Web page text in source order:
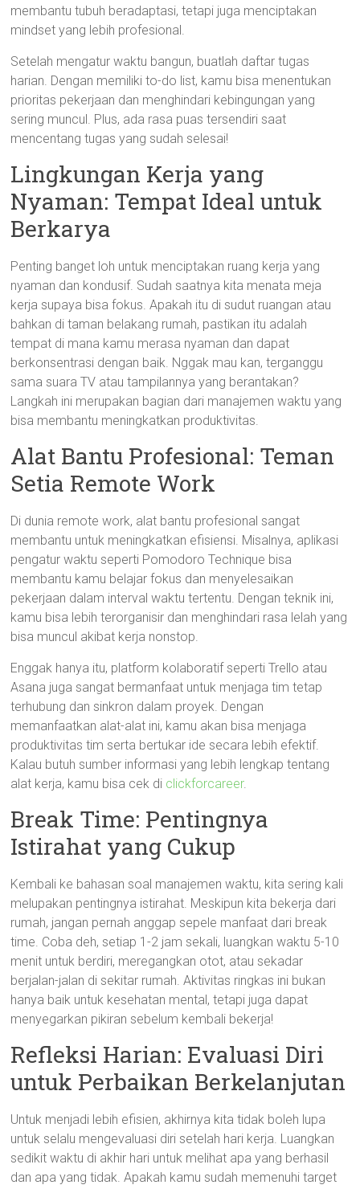
membantu tubuh beradaptasi, tetapi juga menciptakan
mindset yang lebih profesional.
Setelah mengatur waktu bangun, buatlah daftar tugas
harian. Dengan memiliki to-do list, kamu bisa menentukan
prioritas pekerjaan dan menghindari kebingungan yang
sering muncul. Plus, ada rasa puas tersendiri saat
mencentang tugas yang sudah selesai!
Lingkungan Kerja yang
Nyaman: Tempat Ideal untuk
Berkarya
Penting banget loh untuk menciptakan ruang kerja yang
nyaman dan kondusif. Sudah saatnya kita menata meja
kerja supaya bisa fokus. Apakah itu di sudut ruangan atau
bahkan di taman belakang rumah, pastikan itu adalah
tempat di mana kamu merasa nyaman dan dapat
berkonsentrasi dengan baik. Nggak mau kan, terganggu
sama suara TV atau tampilannya yang berantakan?
Langkah ini merupakan bagian dari manajemen waktu yang
bisa membantu meningkatkan produktivitas.
Alat Bantu Profesional: Teman
Setia Remote Work
Di dunia remote work, alat bantu profesional sangat
membantu untuk meningkatkan efisiensi. Misalnya, aplikasi
pengatur waktu seperti Pomodoro Technique bisa
membantu kamu belajar fokus dan menyelesaikan
pekerjaan dalam interval waktu tertentu. Dengan teknik ini,
kamu bisa lebih terorganisir dan menghindari rasa lelah yang
bisa muncul akibat kerja nonstop.
Enggak hanya itu, platform kolaboratif seperti Trello atau
Asana juga sangat bermanfaat untuk menjaga tim tetap
terhubung dan sinkron dalam proyek. Dengan
memanfaatkan alat-alat ini, kamu akan bisa menjaga
produktivitas tim serta bertukar ide secara lebih efektif.
Kalau butuh sumber informasi yang lebih lengkap tentang
alat kerja, kamu bisa cek di clickforcareer.
Break Time: Pentingnya
Istirahat yang Cukup
Kembali ke bahasan soal manajemen waktu, kita sering kali
melupakan pentingnya istirahat. Meskipun kita bekerja dari
rumah, jangan pernah anggap sepele manfaat dari break
time. Coba deh, setiap 1-2 jam sekali, luangkan waktu 5-10
menit untuk berdiri, meregangkan otot, atau sekadar
berjalan-jalan di sekitar rumah. Aktivitas ringkas ini bukan
hanya baik untuk kesehatan mental, tetapi juga dapat
menyegarkan pikiran sebelum kembali bekerja!
Refleksi Harian: Evaluasi Diri
untuk Perbaikan Berkelanjutan
Untuk menjadi lebih efisien, akhirnya kita tidak boleh lupa
untuk selalu mengevaluasi diri setelah hari kerja. Luangkan
sedikit waktu di akhir hari untuk melihat apa yang berhasil
dan apa yang tidak. Apakah kamu sudah memenuhi target